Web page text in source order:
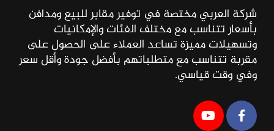
شركة العربي مختصة في توفير مقابر للبيع ومدافن
بأسعار تتناسب مع مختلف الفئات والإمكانيات
وتسهيلات مميزة تساعد العملاء على الحصول على
مقربة تتناسب مع متطلباتهم بأفضل جودة وأقل سعر
وفي وقت قياسي.